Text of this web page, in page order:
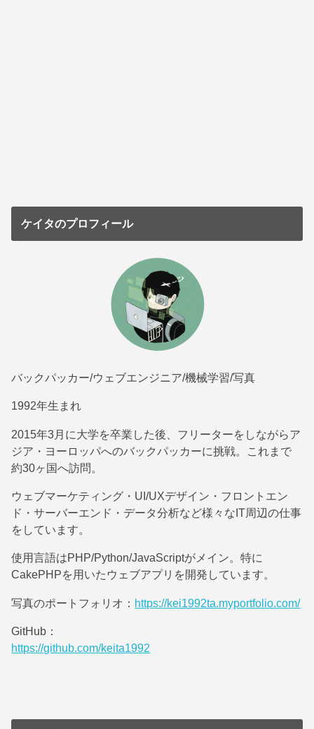
ケイタのプロフィール
バックパッカー/ウェブエンジニア/機械学習/写真
1992年生まれ
2015年3月に大学を卒業した後、フリーターをしながらア
ジア・ヨーロッパへのバックパッカーに挑戦。これまで
約30ヶ国へ訪問。
ウェブマーケティング・UI/UXデザイン・フロントエン
ド・サーバーエンド・データ分析など様々なIT周辺の仕事
をしています。
使用言語はPHP/Python/JavaScriptがメイン。特に
CakePHPを用いたウェブアプリを開発しています。
写真のポートフォリオ： https://kei1992ta.myportfolio.com/
GitHub：
https://github.com/keita1992